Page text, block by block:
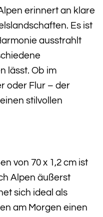
erinnert an klare
Es ist
ausstrahlt
lässt. Ob im
oder Flur – der
stilvollen
von 70 x 1,2 cm ist
Alpen äußerst
sich ideal als
am Morgen einen